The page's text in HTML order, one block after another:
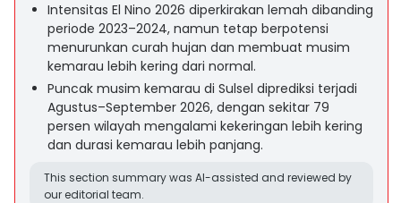
Intensitas El Nino 2026 diperkirakan lemah dibanding
periode 2023–2024, namun tetap berpotensi
menurunkan curah hujan dan membuat musim
kemarau lebih kering dari normal.
Puncak musim kemarau di Sulsel diprediksi terjadi
Agustus–September 2026, dengan sekitar 79
persen wilayah mengalami kekeringan lebih kering
dan durasi kemarau lebih panjang.
This section summary was AI-assisted and reviewed by
our editorial team.